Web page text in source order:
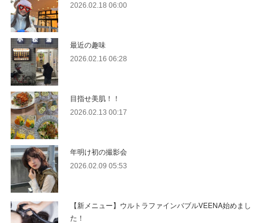
2026.02.18 06:00
最近の趣味
2026.02.16 06:28
目指せ美肌！！
2026.02.13 00:17
年明け初の撮影会
2026.02.09 05:53
【新メニュー】ウルトラファインバブルVEENA始めまし
た！